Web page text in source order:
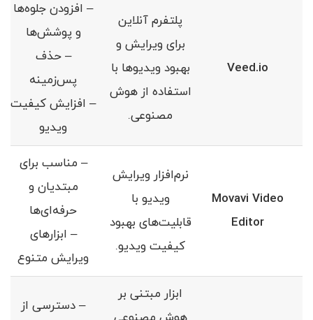
Veed.io
پلتفرم آنلاین
برای ویرایش و
بهبود ویدیوها با
استفاده از هوش
مصنوعی.
– افزودن جلوه‌ها
و پوشش‌ها
– حذف
پس‌زمینه
– افزایش کیفیت
ویدیو
Movavi Video
Editor
نرم‌افزار ویرایش
ویدیو با
قابلیت‌های بهبود
کیفیت ویدیو.
– مناسب برای
مبتدیان و
حرفه‌ای‌ها
– ابزارهای
ویرایش متنوع
ابزار مبتنی بر
– دسترسی از